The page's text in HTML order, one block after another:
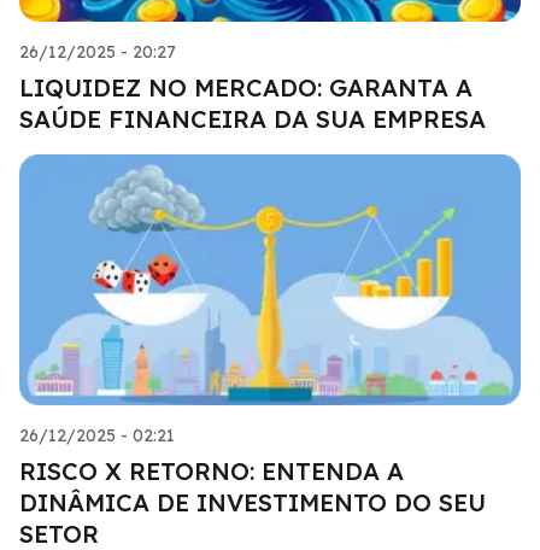
26/12/2025 - 20:27
LIQUIDEZ NO MERCADO: GARANTA A
SAÚDE FINANCEIRA DA SUA EMPRESA
26/12/2025 - 02:21
RISCO X RETORNO: ENTENDA A
DINÂMICA DE INVESTIMENTO DO SEU
SETOR